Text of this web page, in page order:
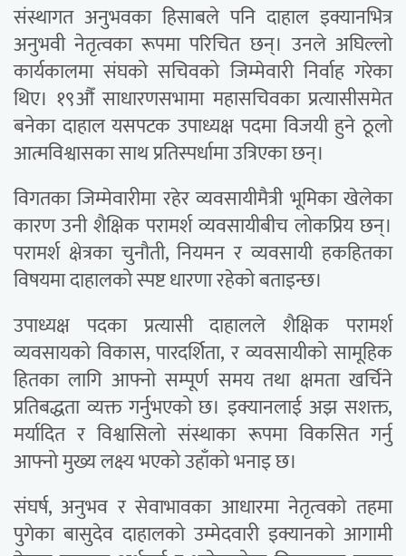
संस्थागत अनुभवका हिसाबले पनि दाहाल इक्यानभित्र
अनुभवी नेतृत्वका रूपमा परिचित छन्। उनले अघिल्लो
कार्यकालमा संघको सचिवको जिम्मेवारी निर्वाह गरेका
थिए। १९औँ साधारणसभामा महासचिवका प्रत्यासीसमेत
बनेका दाहाल यसपटक उपाध्यक्ष पदमा विजयी हुने ठूलो
आत्मविश्वासका साथ प्रतिस्पर्धामा उत्रिएका छन्।
विगतका जिम्मेवारीमा रहेर व्यवसायीमैत्री भूमिका खेलेका
कारण उनी शैक्षिक परामर्श व्यवसायीबीच लोकप्रिय छन्।
परामर्श क्षेत्रका चुनौती, नियमन र व्यवसायी हकहितका
विषयमा दाहालको स्पष्ट धारणा रहेको बताइन्छ।
उपाध्यक्ष पदका प्रत्यासी दाहालले शैक्षिक परामर्श
व्यवसायको विकास, पारदर्शिता, र व्यवसायीको सामूहिक
हितका लागि आफ्नो सम्पूर्ण समय तथा क्षमता खर्चिने
प्रतिबद्धता व्यक्त गर्नुभएको छ। इक्यानलाई अझ सशक्त,
मर्यादित र विश्वासिलो संस्थाका रूपमा विकसित गर्नु
आफ्नो मुख्य लक्ष्य भएको उहाँको भनाइ छ।
संघर्ष, अनुभव र सेवाभावका आधारमा नेतृत्वको तहमा
पुगेका बासुदेव दाहालको उम्मेदवारी इक्यानको आगामी